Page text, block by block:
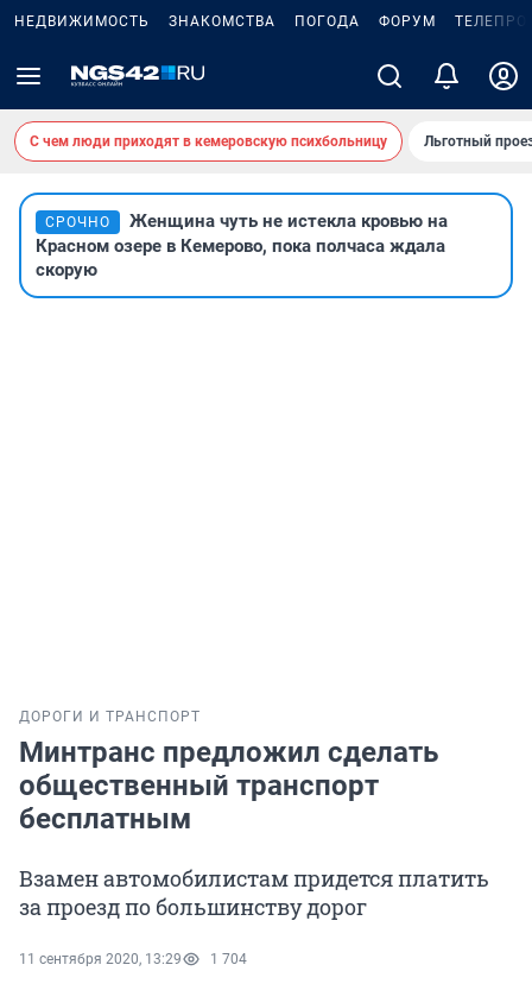
НЕДВИЖИМОСТЬ ЗНАКОМСТВА ПОГОДА ФОРУМ
С чем люди приходят в кемеровскую психбольницу Льготный
СРОЧНО
Женщина чуть не истекла кровью на
Красном озере в Кемерово, пока полчаса ждала
скорую
ДОРОГИ И ТРАНСПОРТ
Минтранс предложил сделать
общественный транспорт
бесплатным
Взамен автомобилистам придется платить
за проезд по большинству дорог
11 сентября 2020, 13:29 1 704